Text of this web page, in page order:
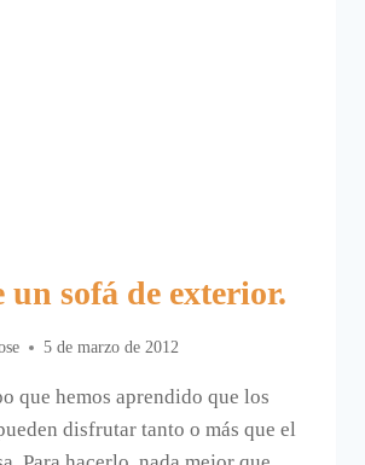
un sofá de exterior.
5 de marzo de 2012
que hemos aprendido que los
disfrutar tanto o más que el